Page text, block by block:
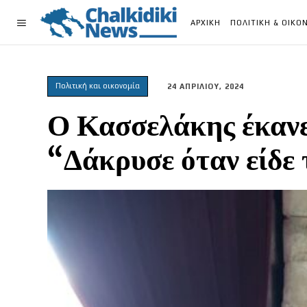
ΑΡΧΙΚΗ ΠΟΛΙΤΙΚΗ &
Πολιτική και οικονομία 24 ΑΠΡΙΛΙΟΥ, 2024
Ο Κασσελάκης
“Δάκρυσε όταν